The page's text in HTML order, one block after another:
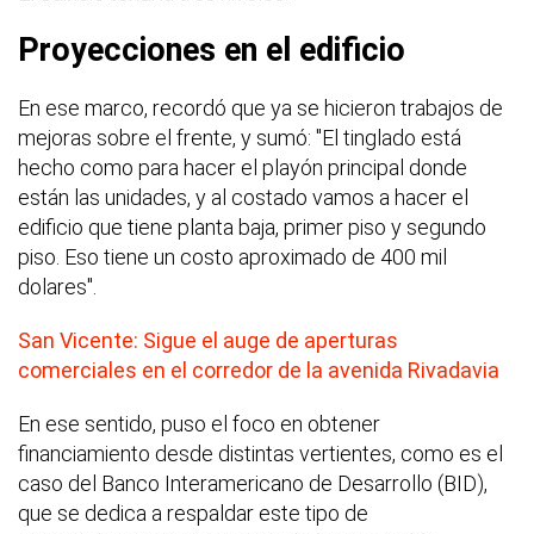
Proyecciones en el edificio
En ese marco, recordó que ya se hicieron trabajos de
mejoras sobre el frente, y sumó: "El tinglado está
hecho como para hacer el playón principal donde
están las unidades, y al costado vamos a hacer el
edificio que tiene planta baja, primer piso y segundo
piso. Eso tiene un costo aproximado de 400 mil
dolares".
San Vicente: Sigue el auge de aperturas
comerciales en el corredor de la avenida Rivadavia
En ese sentido, puso el foco en obtener
financiamiento desde distintas vertientes, como es el
caso del Banco Interamericano de Desarrollo (BID),
que se dedica a respaldar este tipo de